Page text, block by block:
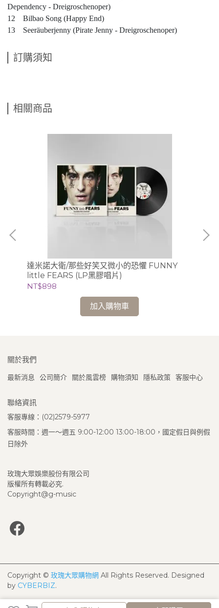
Dependency - Dreigroschenoper)
12 Bilbao Song (Happy End)
13 Seeräuberjenny (Pirate Jenny - Dreigroschenoper)
訂購須知
相關商品
達米諾大衛/那些好笑又微小的恐懼 FUNNY
little FEARS (LP黑膠唱片)
NT$898
加入購物車
聯
關於我們
最新消息 公司簡介 關於風雲榜 購物須知 隱私政策 客服中心
聯絡資訊
客服專線：(02)2579-5977
客服時間：週一～週五 9:00-12:00 13:00-18:00，國定假日與例假
日除外
玫瑰大眾娛樂股份有限公司
版權所有轉載必究.
Copyright@g-music
Copyright © 玫瑰大眾購物網 All Rights Reserved. Designed
by CYBERBIZ.